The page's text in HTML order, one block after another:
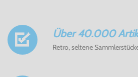
Über 40.000
Retro, seltene